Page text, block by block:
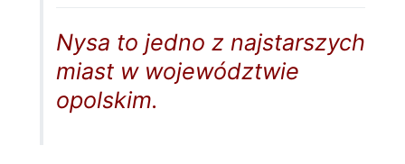
Nysa to jedno z najstarszych
miast w województwie
opolskim.